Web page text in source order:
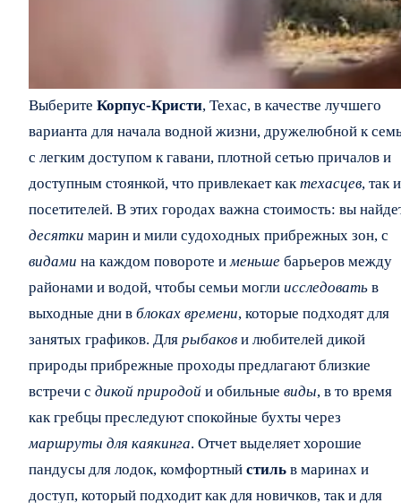
Выберите Корпус-Кристи, Техас, в качестве лучшего
варианта для начала водной жизни, дружелюбной к
с легким доступом к гавани, плотной сетью причалов и
доступным стоянкой, что привлекает кактехасцев, так и
посетителей. В этих городах важна стоимость: вы
десятки марин и мили судоходных прибрежных зон, с
видами на каждом повороте именьше барьеров между
районами и водой, чтобы семьи могли исследовать в
выходные дни в блоках времени, которые подходят для
занятых графиков. Для рыбаков и любителей дикой
природы прибрежные проходы предлагают близкие
встречи с дикой природой и обильные виды, в то время
как гребцы преследуют спокойные бухты через
маршруты для каякинга. Отчет выделяет хорошие
пандусы для лодок, комфортный стиль в маринах и
доступ, который подходит как для новичков, так и для